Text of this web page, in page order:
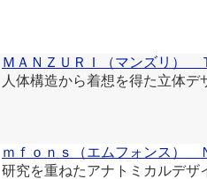
ＭＡＮＺＵＲＩ（マンズリ）
人体構造から着想を得た立体
ｍｆｏｎｓ（エムフォンス）
研究を重ねたアナトミカルデザ